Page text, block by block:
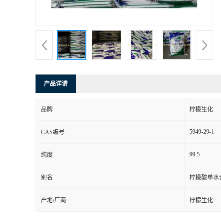
产品详请
品牌 柠檬生化
CAS编号 5949-29-1
纯度 99.5
别名 柠檬酸单水
产地/厂商 柠檬生化